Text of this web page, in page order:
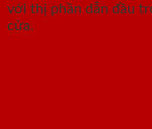
với thị phần dẫn đầu
cửa.